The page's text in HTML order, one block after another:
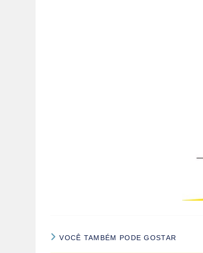
VOCÊ TAMBÉM PODE GOSTAR